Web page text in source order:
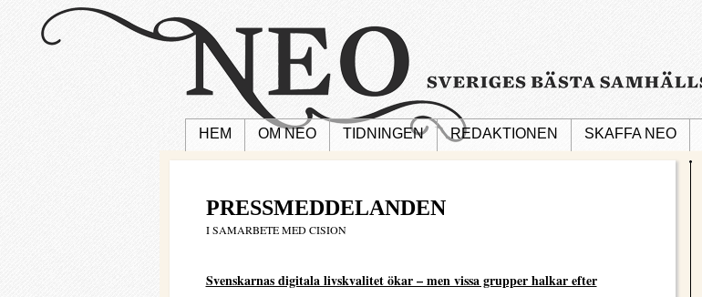
HEM OM NEO TIDNINGEN REDAKTIONEN SKAFFA NEO
PRESSMEDDELANDEN
I SAMARBETE MED CISION
Svenskarnas digitala livskvalitet ökar – men vissa grupper halkar efter